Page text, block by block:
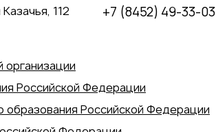
112
+7 (8452) 49-33-03
Российской Федерации
образования Российской Федерации